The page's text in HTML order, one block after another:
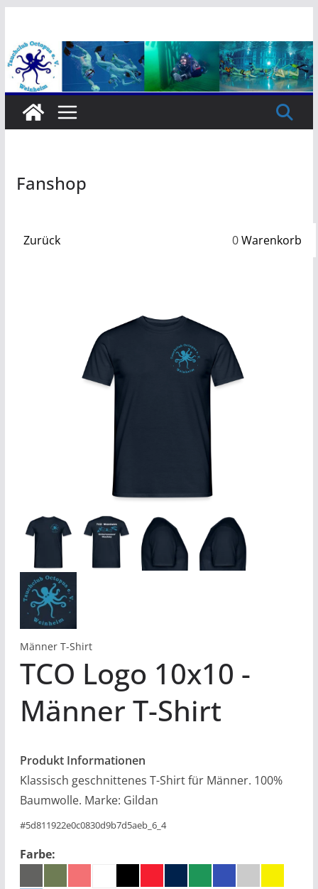
springen
Fanshop
Zurück 0Warenkorb
Männer T-Shirt
TCO Logo 10x10
Männer T-Shirt
Produkt Informationen
Klassisch geschnittenes T-Shirt für Männer. 100%
Baumwolle. Marke: Gildan
#5d811922e0c0830d9b7d5aeb_6_4
Farbe: